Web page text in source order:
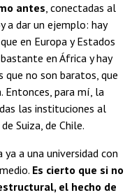
antes, conectadas al
a dar un ejemplo: hay
en Europa y Estados
en África y hay
no son baratos, que
Entonces, para mí, la
las instituciones al
Suiza, de Chile.
a una universidad con
Es cierto que si no
el hecho de